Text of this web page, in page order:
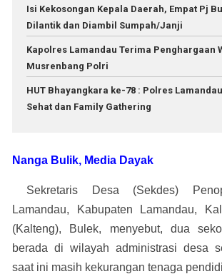
Isi Kekosongan Kepala Daerah, Empat Pj
Dilantik dan Diambil Sumpah/Janji
Kapolres Lamandau Terima Penghargaan
Musrenbang Polri
HUT Bhayangkara ke-78 : Polres
Sehat dan Family Gathering
Nanga Bulik, Media Dayak
Sekretaris Desa (Sekdes)
Lamandau, Kabupaten Lamandau,
(Kalteng), Bulek, menyebut, dua
berada di wilayah administrasi desa
saat ini masih kekurangan tenaga